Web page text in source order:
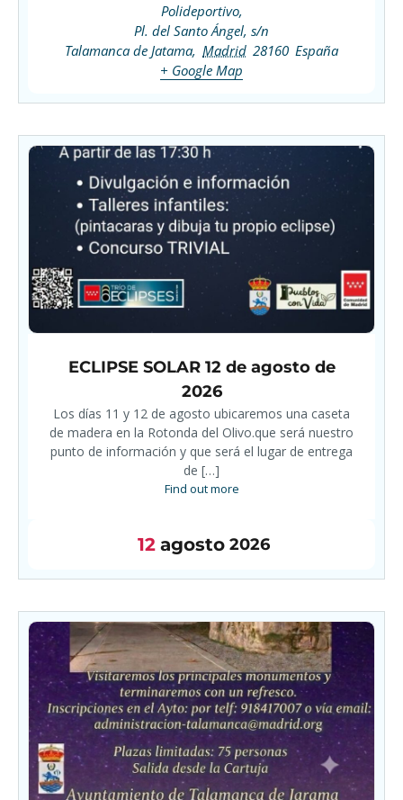
Polideportivo,
Pl. del Santo Ángel, s/n
Talamanca de Jatama, Madrid 28160 España
+ Google Map
ECLIPSE SOLAR 12 de agosto de
2026
Los días 11 y 12 de agosto ubicaremos una caseta
de madera en la Rotonda del Olivo.que será nuestro
punto de información y que será el lugar de entrega
de […]
Find out more
12 agosto 2026